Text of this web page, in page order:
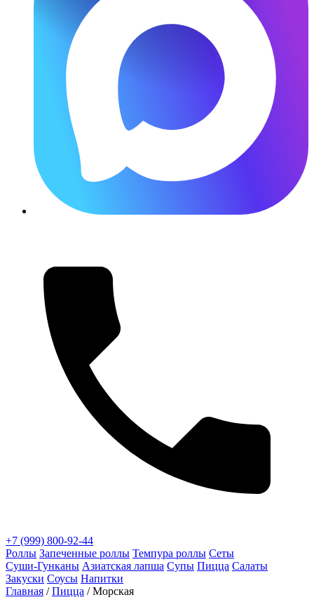
+7 (999) 800-92-44
Роллы Запеченные роллы Темпура роллы Сеты
Суши‑Гунканы Азиатская лапша Супы Пицца Салаты
Закуски Соусы Напитки
Главная /Пицца / Морская